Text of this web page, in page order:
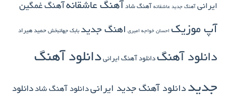
ایرانی آهنگ جدید عاشقانه آهنگ شاد آهنگ عاشقانه آهنگ غمگین
آپ موزیک احسان خواجه امیری اهنگ جدید بابک جهانبخش حمید هیراد
دانلود آهنگ دانلود آهنگ ایرانی دانلود آهنگ
جدید دانلود آهنگ جدید ایرانیدانلود آهنگ شاد دانلود